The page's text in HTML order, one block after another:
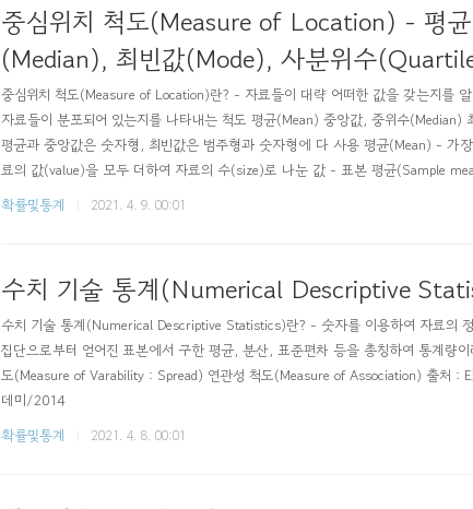
중심위치 척도(Measure of Location) - 평
(Median), 최빈값(Mode), 사분위수
중심위치 척도(Measure of Location)란? - 자료들이 대략 어떠한 값을 갖는지를
자료들이 분포되어 있는지를 나타내는 척도 평균(Mean) 중앙값, 중위수
평균과 중앙값은 숫자형, 최빈값은 범주형과 숫자형에 다 사용 평균(Mean) - 가
료의 값(value)을 모두 더하여 자료의 수(size)로 나눈 값 - 표본 평균(Sample
개수 : n) - 모집단 평균(Population mean) : 모집단 자료의 평균(모집단 자료의
확률및통계 2021. 4. 9. 00:01
수치 기술 통계(Numerical Descriptive
수치 기술 통계(Numerical Descriptive Statistics)란? - 숫자를 이용하여 자료의
집단으로부터 얻어진 표본에서 구한 평균, 분산, 표준편차 등을 총칭하여 통계량
도(Measure of Varability : Spread) 연관성 척도(Measure of Association) 출처
데미/2014
확률및통계
2021. 4. 8. 00:01